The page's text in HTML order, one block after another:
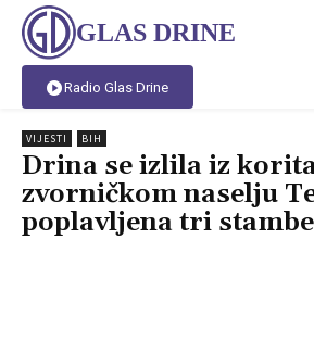
GLAS DRINE
Radio Glas Drine
VIJESTI BIH
Drina se izlila iz
zvorničkom naselju
poplavljena tri